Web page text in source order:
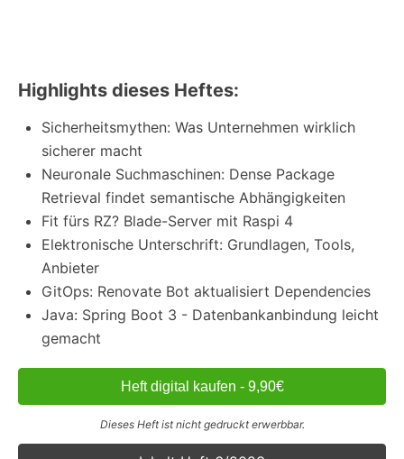
Highlights dieses Heftes:
Sicherheitsmythen: Was Unternehmen wirklich
sicherer macht
Neuronale Suchmaschinen: Dense Package
Retrieval findet semantische Abhängigkeiten
Fit fürs RZ? Blade-Server mit Raspi 4
Elektronische Unterschrift: Grundlagen, Tools,
Anbieter
GitOps: Renovate Bot aktualisiert Dependencies
Java: Spring Boot 3 - Datenbankanbindung leicht
gemacht
Heft digital kaufen - 9,90€
Dieses Heft ist nicht gedruckt erwerbbar.